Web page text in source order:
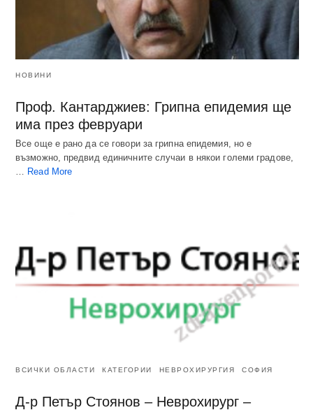
НОВИНИ
Проф. Кантарджиев: Грипна епидемия ще
има през февруари
Все още е рано да се говори за грипна епидемия, но е
възможно, предвид единичните случаи в някои големи градове,
… Read More
ВСИЧКИ ОБЛАСТИ КАТЕГОРИИ НЕВРОХИРУРГИЯ СОФИЯ
Д-р Петър Стоянов – Неврохирург –